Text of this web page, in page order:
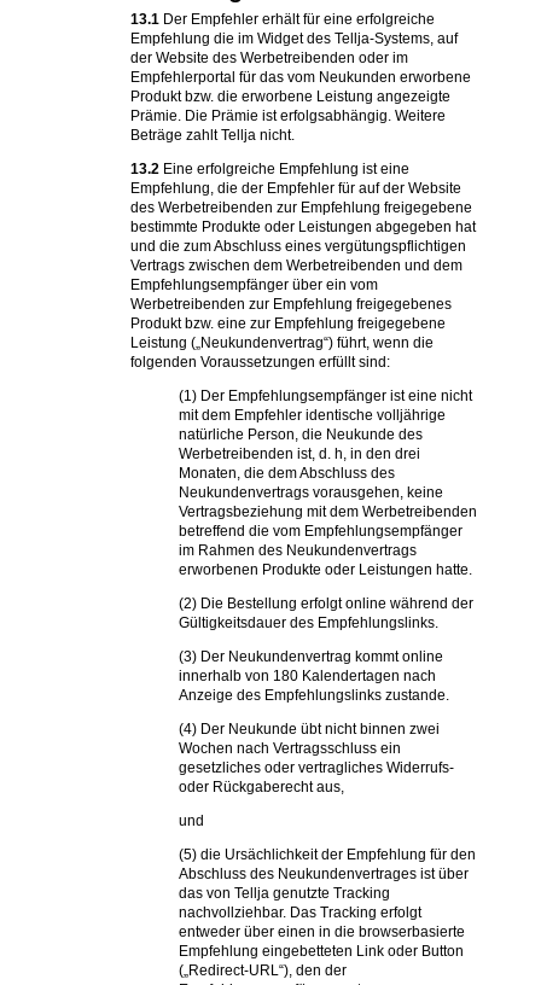
13.1 Der Empfehler erhält für eine erfolgreiche
Empfehlung die im Widget des Tellja-Systems, auf
der Website des Werbetreibenden oder im
Empfehlerportal für das vom Neukunden erworbene
Produkt bzw. die erworbene Leistung angezeigte
Prämie. Die Prämie ist erfolgsabhängig. Weitere
Beträge zahlt Tellja nicht.
13.2 Eine erfolgreiche Empfehlung ist eine
Empfehlung, die der Empfehler für auf der Website
des Werbetreibenden zur Empfehlung freigegebene
bestimmte Produkte oder Leistungen abgegeben hat
und die zum Abschluss eines vergütungspflichtigen
Vertrags zwischen dem Werbetreibenden und dem
Empfehlungsempfänger über ein vom
Werbetreibenden zur Empfehlung freigegebenes
Produkt bzw. eine zur Empfehlung freigegebene
Leistung („Neukundenvertrag“) führt, wenn die
folgenden Voraussetzungen erfüllt sind:
(1) Der Empfehlungsempfänger ist eine nicht
mit dem Empfehler identische volljährige
natürliche Person, die Neukunde des
Werbetreibenden ist, d. h, in den drei
Monaten, die dem Abschluss des
Neukundenvertrags vorausgehen, keine
Vertragsbeziehung mit dem Werbetreibenden
betreffend die vom Empfehlungsempfänger
im Rahmen des Neukundenvertrags
erworbenen Produkte oder Leistungen hatte.
(2) Die Bestellung erfolgt online während der
Gültigkeitsdauer des Empfehlungslinks.
(3) Der Neukundenvertrag kommt online
innerhalb von 180 Kalendertagen nach
Anzeige des Empfehlungslinks zustande.
(4) Der Neukunde übt nicht binnen zwei
Wochen nach Vertragsschluss ein
gesetzliches oder vertragliches Widerrufs-
oder Rückgaberecht aus,
und
(5) die Ursächlichkeit der Empfehlung für den
Abschluss des Neukundenvertrages ist über
das von Tellja genutzte Tracking
nachvollziehbar. Das Tracking erfolgt
entweder über einen in die browserbasierte
Empfehlung eingebetteten Link oder Button
(„Redirect-URL“), den der